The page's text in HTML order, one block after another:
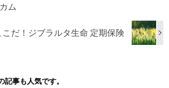
ム
だ！ジブラルタ生命 定期保険
記事も人気です。